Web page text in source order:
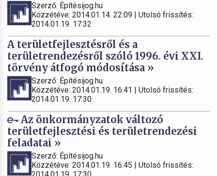
Szerző: Építésijog.hu
Közzétéve: 2014.01.14. 22:09 | Utolsó frissítés:
2014.01.19. 17:32
A területfejlesztésről és a
területrendezésről szóló 1996. évi XXI.
törvény átfogó módosítása »
Szerző: Építésijog.hu
Közzétéve: 2014.01.19. 16:41 | Utolsó frissítés:
2014.01.19. 17:30
Az önkormányzatok változó
területfejlesztési és területrendezési
feladatai »
Szerző: Építésijog.hu
Közzétéve: 2014.01.19. 16:45 | Utolsó frissítés:
2014.01.19. 17:30